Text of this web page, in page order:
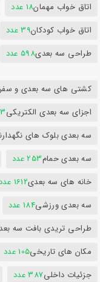
اتاق خواب مهمان18 عدد
اتاق خواب کودکان39 عدد
طراحی سه بعدی598 عدد
کشتی های سه بعدی و
اجزای سه بعدی الکتریکی
سه بعدی بلوک های
سه بعدی حمام253 عدد
خانه های سه بعدی1612 عدد
سه بعدی ورزشی184 عدد
طراحی تریدی بافت سه
مکان های تاریخی105 عدد
جزئیات داخلی387 عدد